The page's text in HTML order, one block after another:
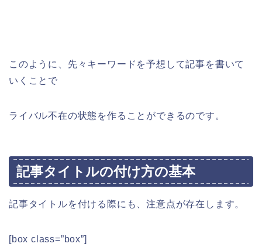
このように、先々キーワードを予想して記事を書いて
いくことで
ライバル不在の状態を作ることができるのです。
記事タイトルの付け方の基本
記事タイトルを付ける際にも、注意点が存在します。
[box class=”box”]